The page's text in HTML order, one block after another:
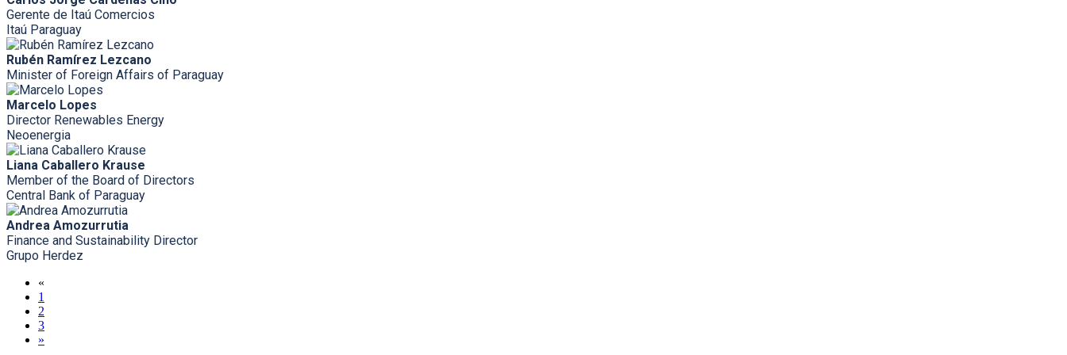
Gerente de Itaú Comercios
Itaú Paraguay
Rubén Ramírez Lezcano
Minister of Foreign Affairs of Paraguay
Marcelo Lopes
Director Renewables Energy
Neoenergia
Liana Caballero Krause
Member of the Board of Directors
Central Bank of Paraguay
Andrea Amozurrutia
Finance and Sustainability Director
Grupo Herdez
«
1
2
3
»